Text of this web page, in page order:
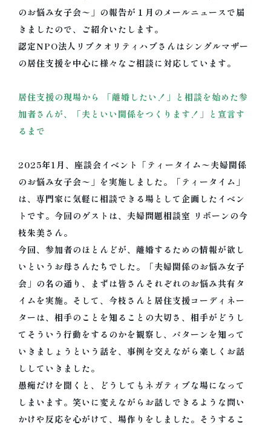
のお悩み女子会〜」の報告が１月のメールニュースで届
きましたので、ご紹介いたします。
認定NPO法人リブクオリティハブさんはシングルマザー
の居住支援を中心に様々なご相談に対応しています。
居住支援の現場から 「離婚したい！」と相談を始めた参
加者さんが、「 夫といい関係をつくります！」と宣言す
るまで
2025年1月、座談会イベント「ティータイム〜 夫婦関係
のお悩み女子会〜」を実施しました。「ティータイム」
は、専門家に気軽に相談できる場として企画したイベン
トです。 今回のゲストは、夫婦問題相談室 リボーンの今
枝朱美さん。
今回、参加者のほとんどが、 離婚するための情報が欲し
いというお母さんたちでした。「 夫婦関係のお悩み女子
会」の名の通り、
まずは皆さんそれぞれのお悩み共有タ
イムを実施。そして、 今枝さんと居住支援コーディネー
ターは、 相手のことを知ることの大切さ、 相手がどうし
てそういう行動をするのかを観察し、 パターンを知って
いきましょうという話を、 事例を交えながら楽しくお話
ししていきました。
愚痴だけを聞くと、
どうしてもネガティブな場になって
しまいます。 笑いに変えながらお話しできるような問い
かけや反応を心がけて、 場作りをしました。そうするこ